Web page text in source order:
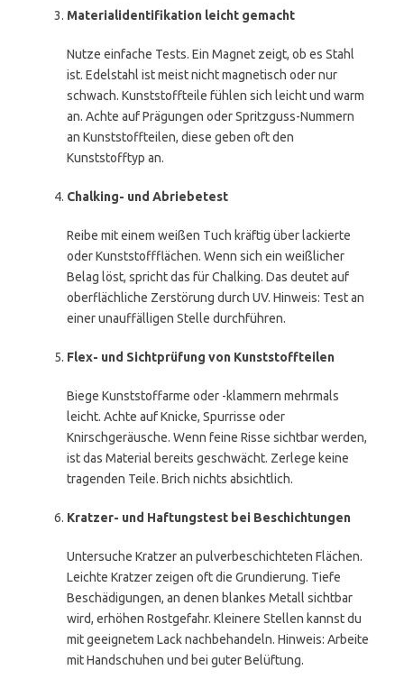
Materialidentifikation leicht gemacht
Nutze einfache Tests. Ein Magnet zeigt, ob es Stahl
ist. Edelstahl ist meist nicht magnetisch oder nur
schwach. Kunststoffteile fühlen sich leicht und warm
an. Achte auf Prägungen oder Spritzguss-Nummern
an Kunststoffteilen, diese geben oft den
Kunststofftyp an.
Chalking- und Abriebetest
Reibe mit einem weißen Tuch kräftig über lackierte
oder Kunststoffflächen. Wenn sich ein weißlicher
Belag löst, spricht das für Chalking. Das deutet auf
oberflächliche Zerstörung durch UV. Hinweis: Test an
einer unauffälligen Stelle durchführen.
Flex- und Sichtprüfung von Kunststoffteilen
Biege Kunststoffarme oder -klammern mehrmals
leicht. Achte auf Knicke, Spurrisse oder
Knirschgeräusche. Wenn feine Risse sichtbar werden,
ist das Material bereits geschwächt. Zerlege keine
tragenden Teile. Brich nichts absichtlich.
Kratzer- und Haftungstest bei Beschichtungen
Untersuche Kratzer an pulverbeschichteten Flächen.
Leichte Kratzer zeigen oft die Grundierung. Tiefe
Beschädigungen, an denen blankes Metall sichtbar
wird, erhöhen Rostgefahr. Kleinere Stellen kannst du
mit geeignetem Lack nachbehandeln. Hinweis: Arbeite
mit Handschuhen und bei guter Belüftung.